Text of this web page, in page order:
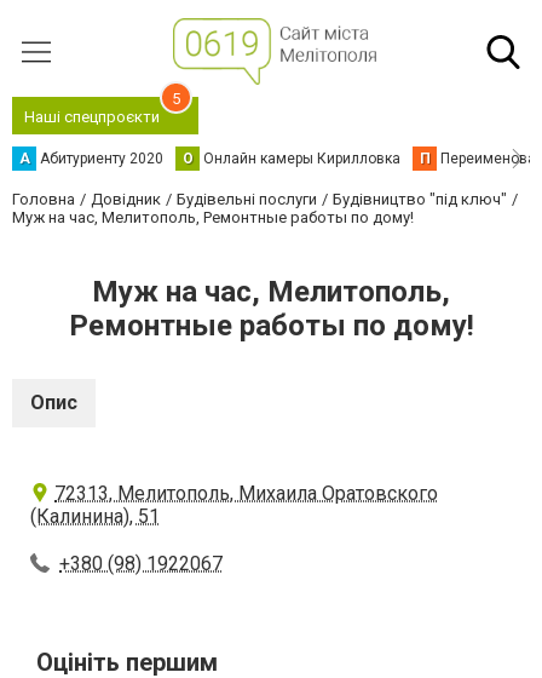
Наші спецпроєкти
5
А Абитуриенту 2020 О Онлайн камеры Кирилловка П
Головна Довідник Будівельні послуги
Будівництво "під ключ"
Муж на час, Мелитополь, Ремонтные работы по дому!
Муж на час, Мелитополь,
Ремонтные работы по дому!
Опис
72313, Мелитополь, Михаила Оратовского
(Калинина), 51
+380 (98) 1922067
Оцініть першим